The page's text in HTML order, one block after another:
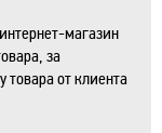
магазин
за
товара от клиента